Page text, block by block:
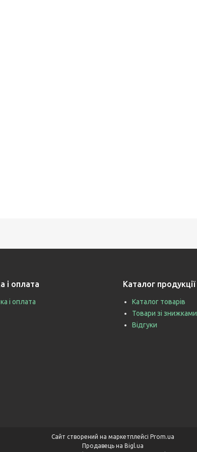
і оплата
і оплата
Каталог продукції
Каталог товарів
Товари зі знижками
Відгуки
Сайт створений на маркетплейсі Prom.ua
Продавець на Bigl.ua